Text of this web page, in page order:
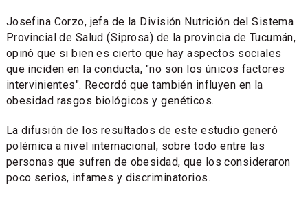
Josefina Corzo, jefa de la División Nutrición del Sistema
Provincial de Salud (Siprosa) de la provincia de Tucumán,
opinó que si bien es cierto que hay aspectos sociales
que inciden en la conducta, "no son los únicos factores
intervinientes". Recordó que también influyen en la
obesidad rasgos biológicos y genéticos.
La difusión de los resultados de este estudio generó
polémica a nivel internacional, sobre todo entre las
personas que sufren de obesidad, que los consideraron
poco serios, infames y discriminatorios.